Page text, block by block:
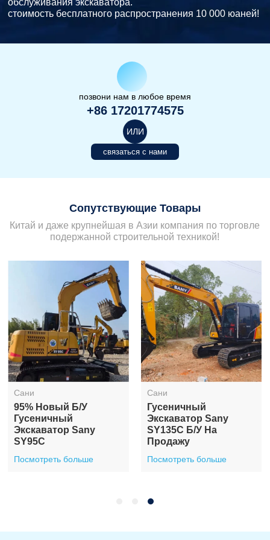
обслуживания экскаватора.
стоимость бесплатного распространения 10 000 юаней!
позвони нам в любое время
+86 17201774575
ИЛИ
связаться с нами
Сопутствующие Товары
Китай и даже крупнейшая в Азии компания по торговле
подержанной строительной техникой!
Сани
95% Новый Б/у
Гусеничный
Экскаватор Sany
SY95C
Посмотреть больше
Сани
Гусеничный
Экскаватор Sany
SY135C Б/у На
Продажу
Посмотреть больше